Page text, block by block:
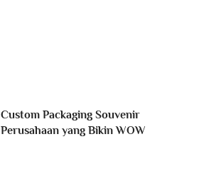
Custom Packaging Souvenir
Perusahaan yang Bikin WOW